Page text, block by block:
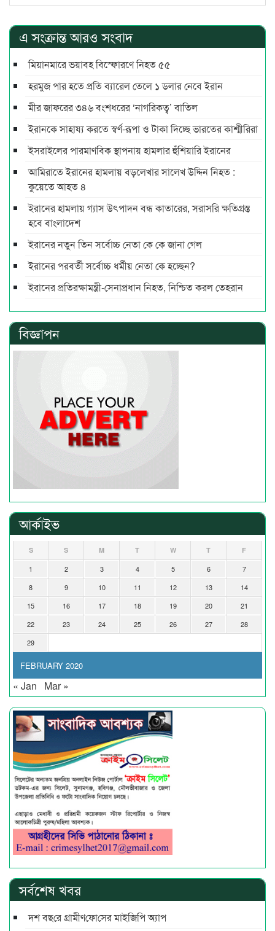
এ সংক্রান্ত আরও সংবাদ
মিয়ানমারে ভয়াবহ বিস্ফোরণে নিহত ৫৫
হরমুজ পার হতে প্রতি ব্যারেল তেলে ১ ডলার নেবে ইরান
মীর জাফরের ৩৪৬ বংশধরের ‘নাগরিকত্ব’ বাতিল
ইরানকে সাহায্য করতে স্বর্ণ-রূপা ও টাকা দিচ্ছে ভারতের কাশ্মীরিরা
ইসরাইলের পারমাণবিক স্থাপনায় হামলার হুঁশিয়ারি ইরানের
আমিরাতে ইরানের হামলায় বড়লেখার সালেখ উদ্দিন নিহত :
কুয়েতে আহত ৪
ইরানের হামলায় গ্যাস উৎপাদন বন্ধ কাতারের, সরাসরি ক্ষতিগ্রস্ত
হবে বাংলাদেশ
ইরানের নতুন তিন সর্বোচ্চ নেতা কে কে জানা গেল
ইরানের পরবর্তী সর্বোচ্চ ধর্মীয় নেতা কে হচ্ছেন?
ইরানের প্রতিরক্ষামন্ত্রী-সেনাপ্রধান নিহত, নিশ্চিত করল তেহরান
বিজ্ঞাপন
আর্কাইভ
FEBRUARY 2020
S S M T W T F
1 2 3 4 5 6
7
8
9 10 11 12 13
14
15
16 17 18 19 20
21
22
23 24 25 26 27
28
29
« Jan Mar »
সর্বশেষ খবর
দশ বছ‌রে গ্রামীণ‌ফো‌সের মাইজিপি অ্যাপ